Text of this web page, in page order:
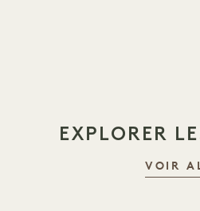
EXPLORER
VOIR